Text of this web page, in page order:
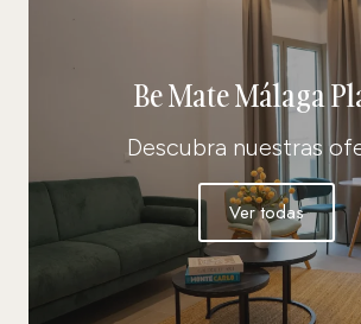
Be Mate Málaga
Descubra nuestras
Ver todas